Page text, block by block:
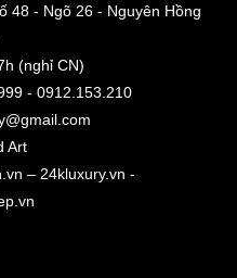
48 - Ngõ 26 - Nguyên Hồng
(nghỉ CN)
- 0912.153.210
Art
– 24kluxury.vn -